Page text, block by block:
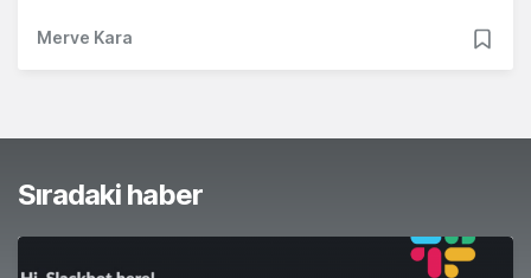
Merve Kara
Sıradaki haber